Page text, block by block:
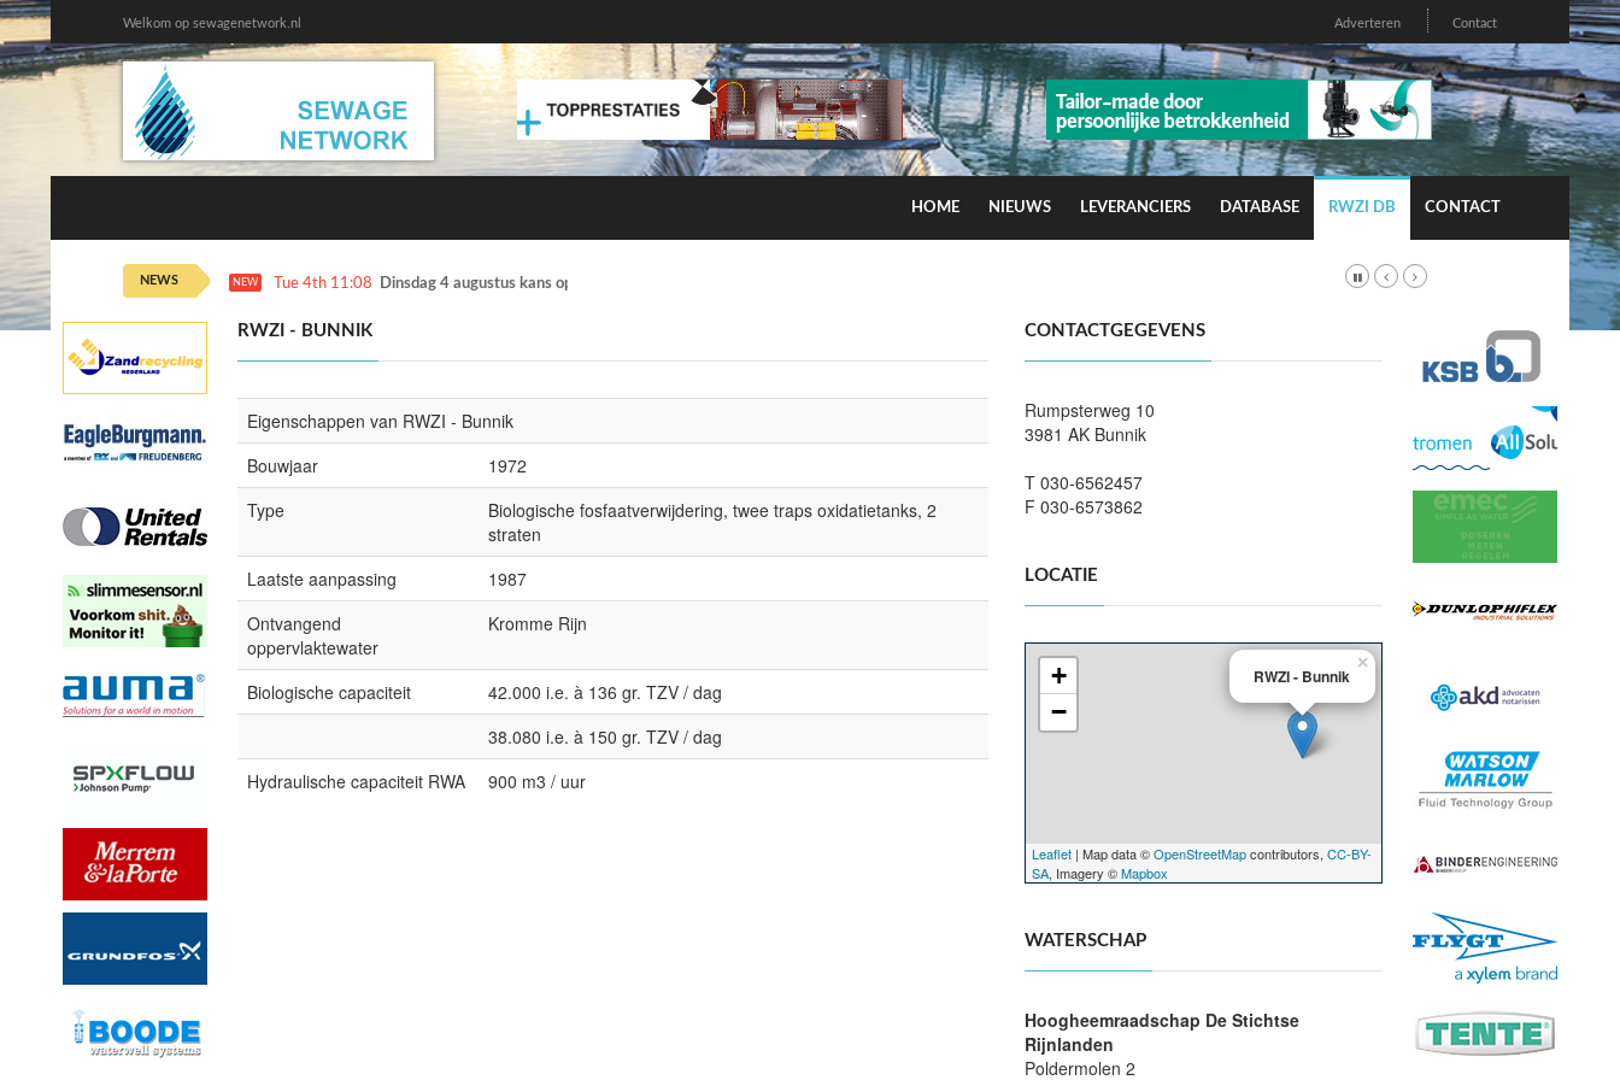
Welkom op sewagenetwork.nl Adverteren Contact
HOME NIEUWS LEVERANCIERS DATABASE RWZI DB CONTACT
NEWS NEW Tue 4th 11:08 Dinsdag 4 augustus kans op smog door ozon
RWZI - BUNNIK
Eigenschappen van RWZI - Bunnik
Bouwjaar
1972
Type
Biologische fosfaatverwijdering, twee traps oxidatietanks, 2
straten
Laatste aanpassing
1987
Ontvangend
oppervlaktewater
Kromme Rijn
Biologische capaciteit
42.000 i.e. à 136 gr. TZV / dag
38.080 i.e. à 150 gr. TZV / dag
Hydraulische capaciteit RWA
900 m3 / uur
CONTACTGEGEVENS
Rumpsterweg 10
3981 AK Bunnik
T 030-6562457
F 030-6573862
LOCATIE
RWZI - Bunnik
×
+
−
Leaflet | Map data ©OpenStreetMapcontributors,CC-BY-
SA, Imagery ©Mapbox
WATERSCHAP
Hoogheemraadschap De Stichtse
Rijnlanden
Poldermolen 2